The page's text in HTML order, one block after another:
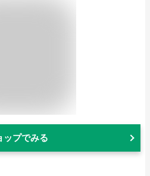
ップでみる